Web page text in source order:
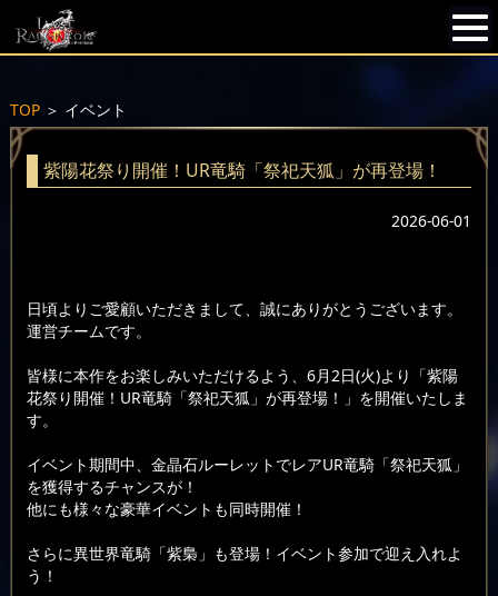
TOP＞ イベント
紫陽花祭り開催！UR竜騎「祭祀天狐」が再登場！
2026-06-01
日頃よりご愛顧いただきまして、誠にありがとうございます。
運営チームです。
皆様に本作をお楽しみいただけるよう、6月2日(火)より「紫陽
花祭り開催！UR竜騎「祭祀天狐」が再登場！」を開催いたしま
す。
イベント期間中、金晶石ルーレットでレアUR竜騎「祭祀天狐」
を獲得するチャンスが！
他にも様々な豪華イベントも同時開催！
さらに異世界竜騎「紫梟」も登場！イベント参加で迎え入れよ
う！